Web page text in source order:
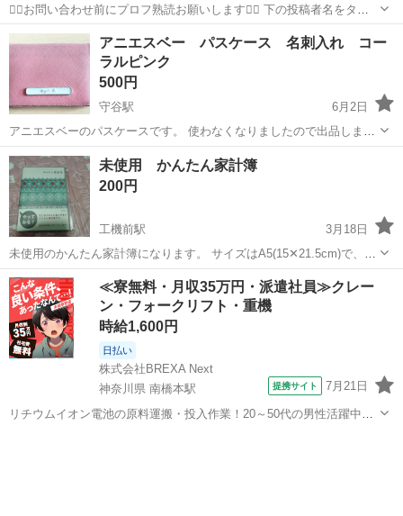
🙇‍♀️お問い合わせ前にプロフ熟読お願いします🙇‍♀️ 下の投稿者名をタッ
プ！投稿一覧も見られます♪ ※未読問い合わせ(特に定型文)に返信いた
しません 他投稿も大幅値下げで閲覧履歴の更新必須‼️ お気に入り☆有
りも各処分法...
茨城 水戸市 手帳
アニエスベー パスケース 名刺入れ コー
ラルピンク
500円
守谷駅
6月2日
アニエスベーのパスケースです。 使わなくなりましたので出品しま
す。 1〜2年ほど使っていたので使用感あります。 皮製品の掃除方法が
分からないので掃除等はせず、このままお渡しとなります。 掃除など
茨城 守谷市 守谷駅 手帳 アニエスベー
未使用 かんたん家計簿
200円
工機前駅
3月18日
未使用のかんたん家計簿になります。 サイズはA5(15✕21.5cm)で、４
冊あります。 300円は１冊分の金額になります。 やろうと購入したの
ですが、バタバタしてそれどころではなくなってしまいました。 誰か
使って頂けると嬉...
茨城 ひたちなか市 工機前駅 手帳 家計簿
≪寮無料・月収35万円・派遣社員≫クレー
ン・フォークリフト・重機
時給1,600円
日払い
株式会社BREXA Next
神奈川県 南橋本駅
提携サイト 7月21日
リチウムイオン電池の原料運搬・投入作業！20～50代の男性活躍中★